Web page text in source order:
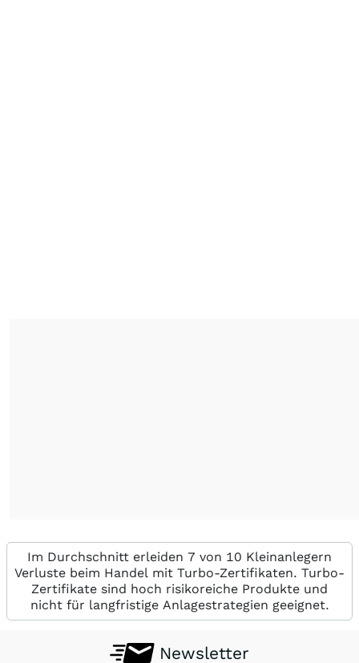
Im Durchschnitt erleiden 7 von 10 Kleinanlegern
Verluste beim Handel mit Turbo-Zertifikaten. Turbo-
Zertifikate sind hoch risikoreiche Produkte und
nicht für langfristige Anlagestrategien geeignet.
Newsletter